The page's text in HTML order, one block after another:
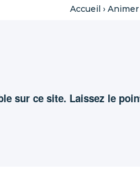
Accueil ›
sur ce site. Laissez le